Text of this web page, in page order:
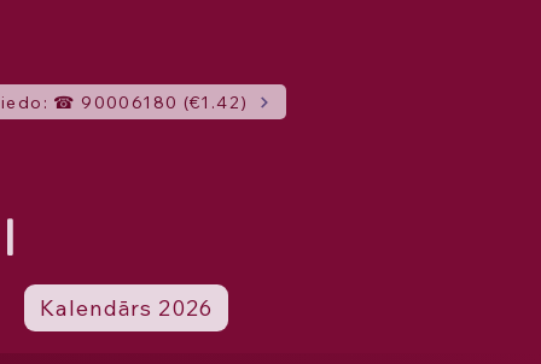
☎ 90006180 (€1.42)
Kalendārs 2026